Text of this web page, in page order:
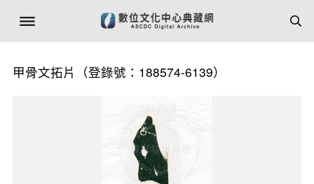
甲骨文拓片（登錄號：188574-6139）